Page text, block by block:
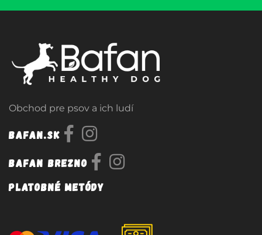
Obchod pre psov a ich ludí
Bafan.sk
Bafan Brezno
Platobné metódy